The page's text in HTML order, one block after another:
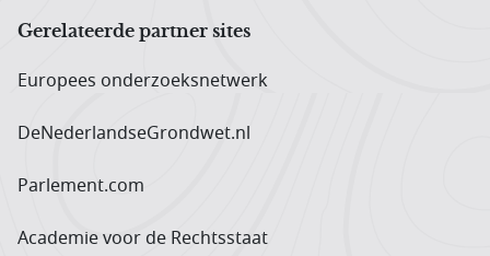
Gerelateerde partner sites
Europees onderzoeks­netwerk
DeNederlandseGrondwet.nl
Parlement.com
Academie voor de Rechtsstaat